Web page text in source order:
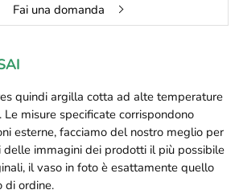
Fai una domanda
quindi argilla cotta ad alte temperature
Le misure specificate corrispondono
esterne, facciamo del nostro meglio per
delle immagini dei prodotti il più possibile
il vaso in foto è esattamente quello
di ordine.